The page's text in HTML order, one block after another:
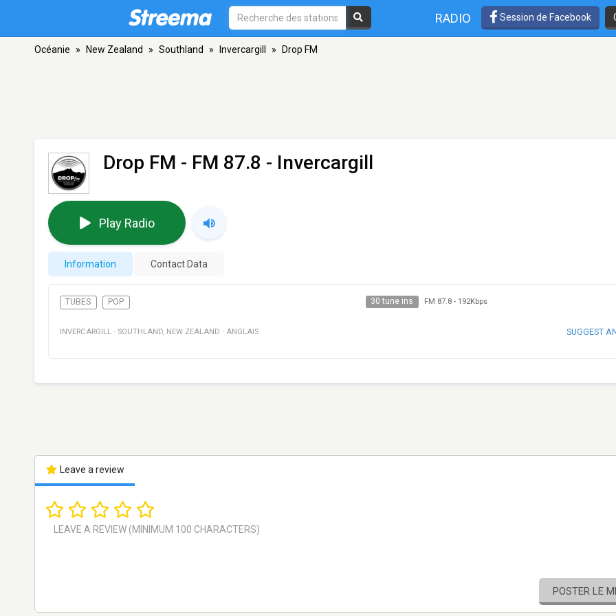
RADIO Session de Facebook
Océanie » New Zealand » Southland » Invercargill » Drop FM
Drop FM - FM 87.8 - Invercargill
Play Radio
Information Contact Data
TUBES POP 30 tune ins FM 87.8- 192Kbps
INVERCARGILL · SOUTHLAND, NEW ZEALAND · ANGLAIS SUGGEST
Leave a review
POSTER LE